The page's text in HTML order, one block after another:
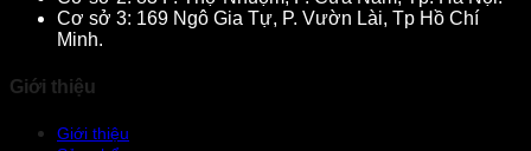
Cơ sở 3: 169 Ngô Gia Tự, P. Vườn Lài, Tp Hồ Chí
Minh.
Giới thiệu
Giới thiệu